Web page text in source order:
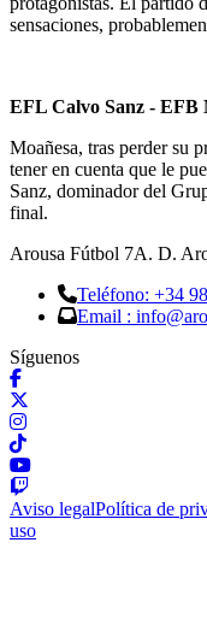
sensaciones,
EFL Calvo Sanz - EFB
Moañesa, tras perder su
tener en cuenta que le
Sanz, dominador del
final.
Arousa Fútbol 7A. D.
Teléfono: +34
Email :
Síguenos
Aviso legalPolítica de
uso